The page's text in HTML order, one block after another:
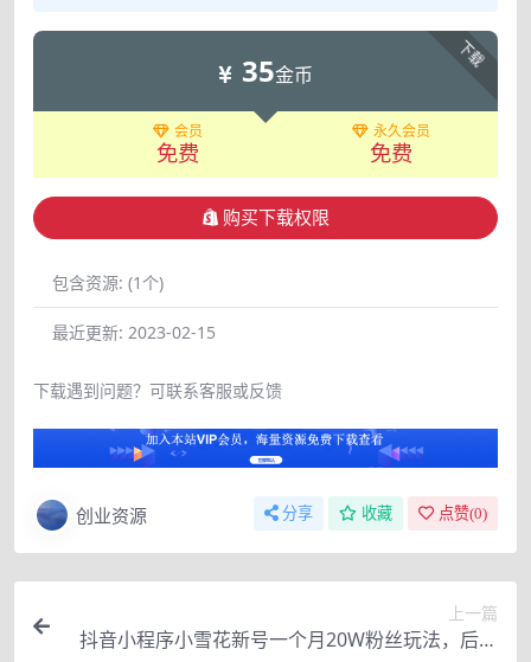
下载
35金币
会员
免费
永久会员
免费
购买下载权限
包含资源: (1个)
最近更新: 2023-02-15
下载遇到问题？可联系客服或反馈
创业资源 分享 收藏 点赞(0)
上一篇
抖音小程序小雪花新号一个月20W粉丝玩法，后台